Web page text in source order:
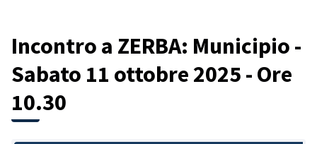
Incontro a ZERBA: Municipio -
Sabato 11 ottobre 2025 - Ore
10.30